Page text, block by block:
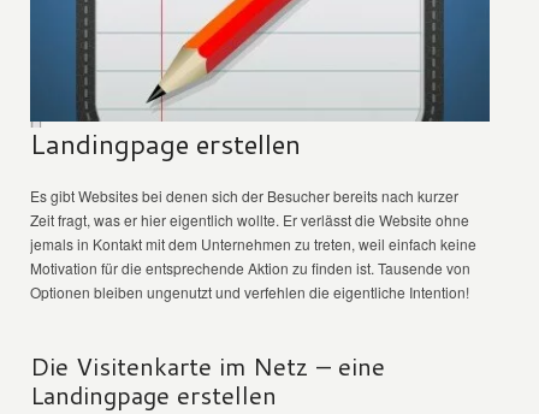
Landingpage erstellen
Es gibt Websites bei denen sich der Besucher bereits nach kurzer
Zeit fragt, was er hier eigentlich wollte. Er verlässt die Website ohne
jemals in Kontakt mit dem Unternehmen zu treten, weil einfach keine
Motivation für die entsprechende Aktion zu finden ist. Tausende von
Optionen bleiben ungenutzt und verfehlen die eigentliche Intention!
Die Visitenkarte im Netz – eine
Landingpage erstellen